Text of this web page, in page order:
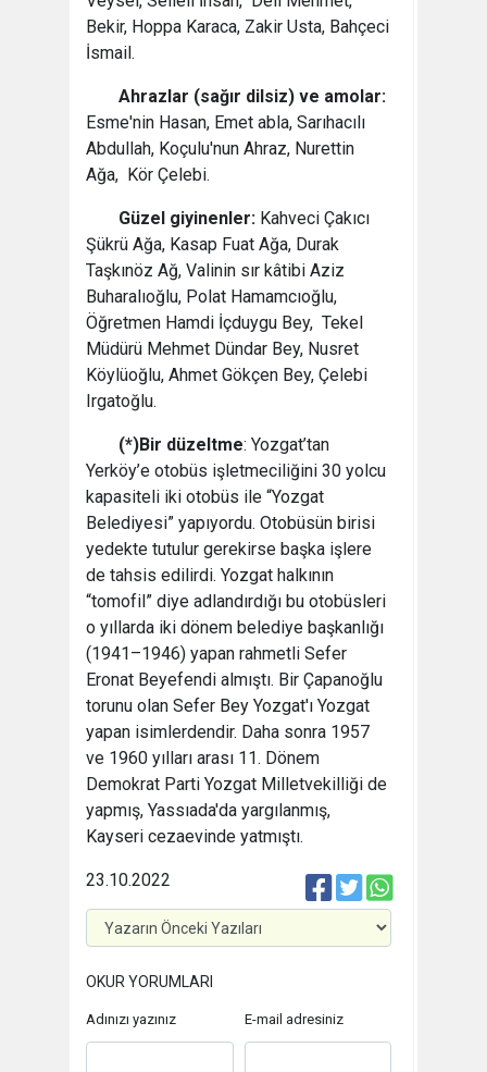
Bekir, Hoppa Karaca, Zakir Usta, Bahçeci
İsmail.
Ahrazlar (sağır dilsiz) ve amolar:
Esme'nin Hasan, Emet abla, Sarıhacılı
Abdullah, Koçulu'nun Ahraz, Nurettin
Ağa, Kör Çelebi.
Güzel giyinenler: Kahveci Çakıcı
Şükrü Ağa, Kasap Fuat Ağa, Durak
Taşkınöz Ağ, Valinin sır kâtibi Aziz
Buharalıoğlu, Polat Hamamcıoğlu,
Öğretmen Hamdi İçduygu Bey, Tekel
Müdürü Mehmet Dündar Bey, Nusret
Köylüoğlu, Ahmet Gökçen Bey, Çelebi
Irgatoğlu.
(*)Bir düzeltme: Yozgat’tan
Yerköy’e otobüs işletmeciliğini 30 yolcu
kapasiteli iki otobüs ile “Yozgat
Belediyesi” yapıyordu. Otobüsün birisi
yedekte tutulur gerekirse başka işlere
de tahsis edilirdi. Yozgat halkının
“tomofil” diye adlandırdığı bu otobüsleri
o yıllarda iki dönem belediye başkanlığı
(1941–1946) yapan rahmetli Sefer
Eronat Beyefendi almıştı. Bir Çapanoğlu
torunu olan Sefer Bey Yozgat'ı Yozgat
yapan isimlerdendir. Daha sonra 1957
ve 1960 yılları arası 11. Dönem
Demokrat Parti Yozgat Milletvekilliği de
yapmış, Yassıada'da yargılanmış,
Kayseri cezaevinde yatmıştı.
23.10.2022
OKUR YORUMLARI
Adınızı yazınız E-mail adresiniz